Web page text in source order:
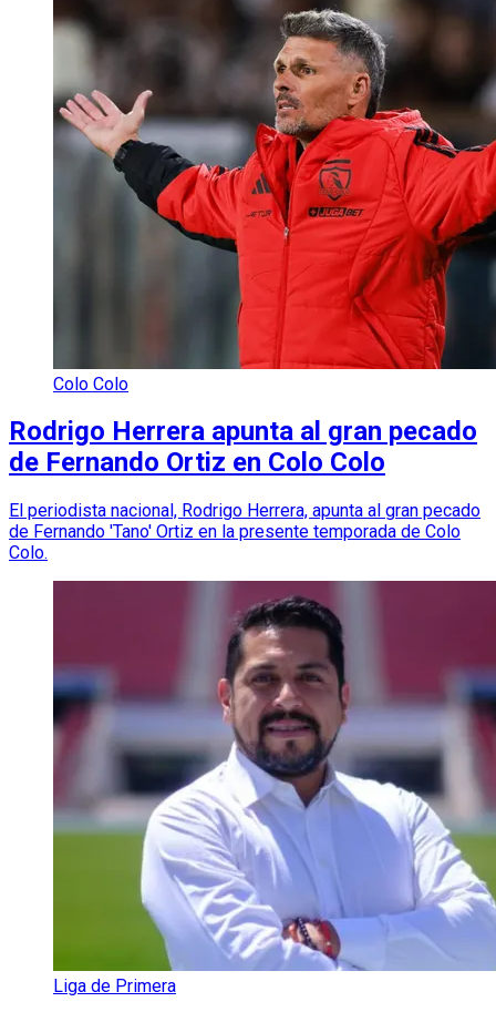
Colo Colo
Rodrigo Herrera apunta al gran pecado
de Fernando Ortiz en Colo Colo
El periodista nacional, Rodrigo Herrera, apunta al gran pecado
de Fernando 'Tano' Ortiz en la presente temporada de Colo
Colo.
Liga de Primera